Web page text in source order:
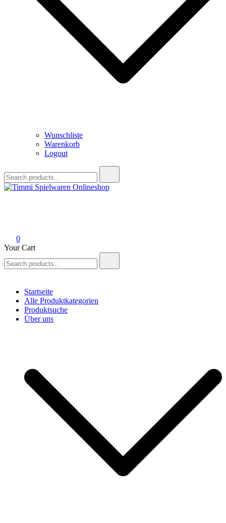
Wunschliste
Warenkorb
Logout
for:
0
Your Cart
for:
Startseite
Alle Produktkategorien
Produktsuche
Über uns